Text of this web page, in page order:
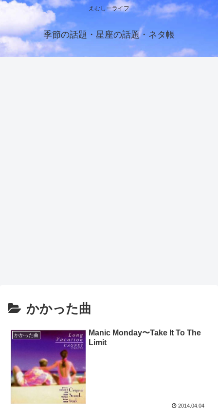
えむしーライフ
季節の話題・星座の話題・ネタ帳
かかった曲
かかった曲
Manic Monday〜Take It To The
Limit
2014.04.04